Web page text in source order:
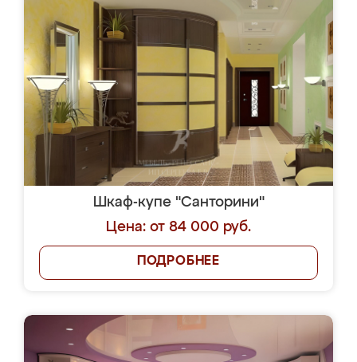
Шкаф-купе "Санторини"
Цена: от 84 000 руб.
ПОДРОБНЕЕ